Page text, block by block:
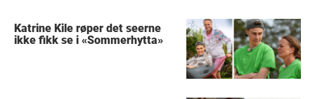
Katrine Kile røper det seerne
ikke fikk se i «Sommerhytta»